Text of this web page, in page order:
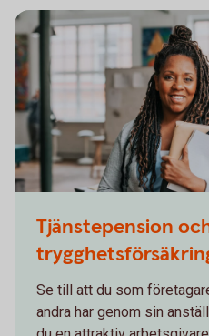
Tjänstepension
Se till att du som
andra har genom sin